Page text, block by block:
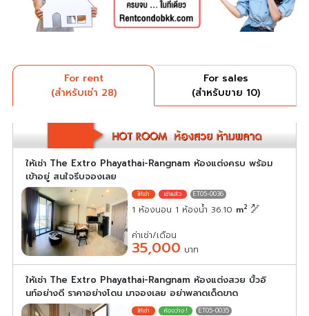
For rent
(สำหรับเช่า 28)
For sales
(สำหรับขาย 10)
ให้เช่า The Extro Phayathai-Rangnam ห้องแต่งครบ พร้อม
เข้าอยู่ สนใจรีบจองเลย
ET05-0036
1 ห้องนอน 1 ห้องน้ำ 36.10 m2
ค่าเช่า/เดือน
35,000 บาท
ให้เช่า The Extro Phayathai-Rangnam ห้องแต่งสวย บิ้วอิ
นท์อย่างดี ราคาอย่างโดน มาจองเลย อย่าพลาดเด็ดขาด
ET05-0035